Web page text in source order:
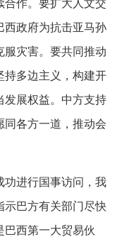
合作。要扩大人文交
西政府为抗击亚马孙
服灾害。要共同推动
持多边主义，构建开
发展权益。中方支持
同各方一道，推动会
功进行国事访问，我
示巴方有关部门尽快
巴西第一大贸易伙